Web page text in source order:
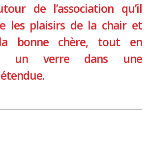
de l’association qu’il
les plaisirs de la chair et
bonne chère, tout en
un verre dans une